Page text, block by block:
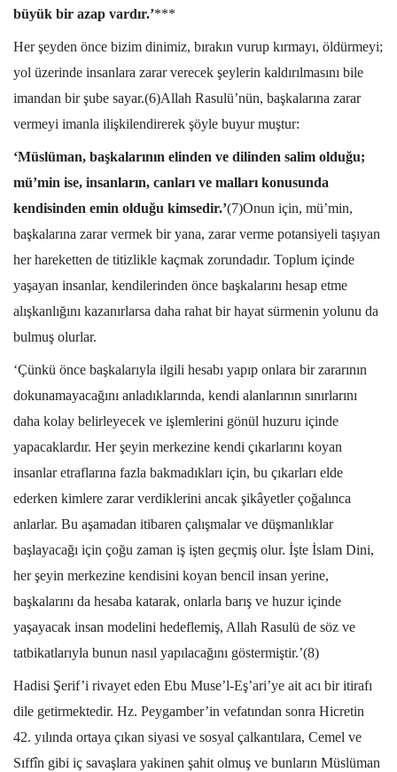
büyük bir azap vardır.’***
Her şeyden önce bizim dinimiz, bırakın vurup kırmayı, öldürmeyi;
yol üzerinde insanlara zarar verecek şeylerin kaldırılmasını bile
imandan bir şube sayar.(6)Allah Rasulü’nün, başkalarına zarar
vermeyi imanla ilişkilendirerek şöyle buyur muştur:
‘Müslüman, başkalarının elinden ve dilinden salim olduğu;
mü’min ise, insanların, canları ve malları konusunda
kendisinden emin olduğu kimsedir.’(7)Onun için, mü’min,
başkalarına zarar vermek bir yana, zarar verme potansiyeli taşıyan
her hareketten de titizlikle kaçmak zorundadır. Toplum içinde
yaşayan insanlar, kendilerinden önce başkalarını hesap etme
alışkanlığını kazanırlarsa daha rahat bir hayat sürmenin yolunu da
bulmuş olurlar.
‘Çünkü önce başkalarıyla ilgili hesabı yapıp onlara bir zararının
dokunamayacağını anladıklarında, kendi alanlarının sınırlarını
daha kolay belirleyecek ve işlemlerini gönül huzuru içinde
yapacaklardır. Her şeyin merkezine kendi çıkarlarını koyan
insanlar etraflarına fazla bakmadıkları için, bu çıkarları elde
ederken kimlere zarar verdiklerini ancak şikâyetler çoğalınca
anlarlar. Bu aşamadan itibaren çalışmalar ve düşmanlıklar
başlayacağı için çoğu zaman iş işten geçmiş olur. İşte İslam Dini,
her şeyin merkezine kendisini koyan bencil insan yerine,
başkalarını da hesaba katarak, onlarla barış ve huzur içinde
yaşayacak insan modelini hedeflemiş, Allah Rasulü de söz ve
tatbikatlarıyla bunun nasıl yapılacağını göstermiştir.’(8)
Hadisi Şerif’i rivayet eden Ebu Muse’l-Eş’ari’ye ait acı bir itirafı
dile getirmektedir. Hz. Peygamber’in vefatından sonra Hicretin
42. yılında ortaya çıkan siyasi ve sosyal çalkantılara, Cemel ve
Sıffîn gibi iç savaşlara yakinen şahit olmuş ve bunların Müslüman